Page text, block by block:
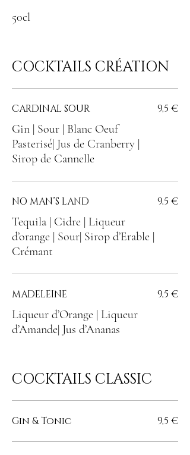
50cl
COCKTAILS CRÉATION
CARDINAL SOUR
Gin | Sour | Blanc Oeuf
Pasterisé| Jus de Cranberry |
Sirop de Cannelle
9,5 €
NO MAN’S LAND
Tequila | Cidre | Liqueur
d’orange | Sour| Sirop d’Erable |
Crémant
9,5 €
MADELEINE
Liqueur d’Orange | Liqueur
d’Amande| Jus d’Ananas
9,5 €
COCKTAILS CLASSIC
Gin & Tonic 9,5 €